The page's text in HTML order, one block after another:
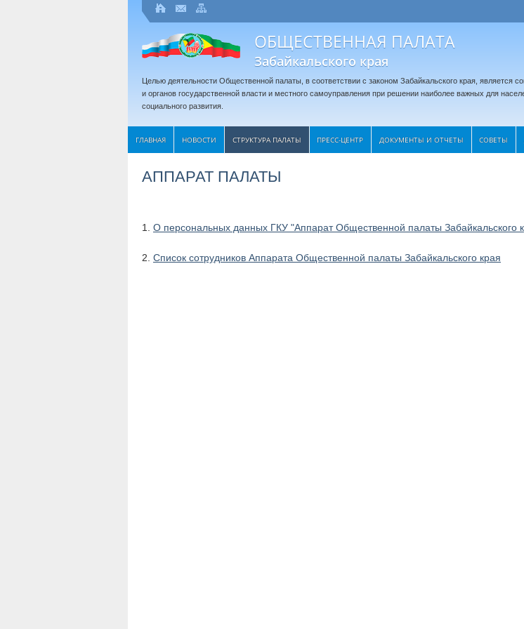
ОБЩЕСТВЕННАЯ ПАЛАТА
Забайкальского края
Целью деятельности Общественной палаты, в соответствии с законом Забайкальского края, является
и органов государственной власти и местного самоуправления при решении наиболее важных для
социального развития.
ГЛАВНАЯ НОВОСТИ СТРУКТУРА ПАЛАТЫ ПРЕСС-ЦЕНТР ДОКУМЕНТЫ И ОТЧЕТЫ CОВЕТЫ
АППАРАТ ПАЛАТЫ
1. О персональных данных ГКУ "Аппарат Общественной палаты Забайкальского
2. Список сотрудников Аппарата Общественной палаты Забайкальского края